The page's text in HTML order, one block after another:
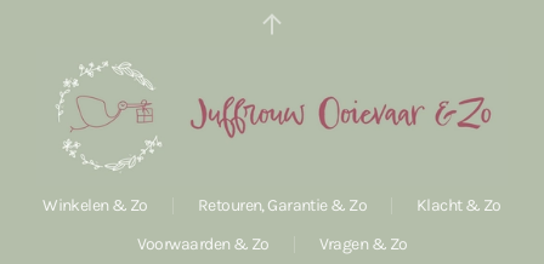
Winkelen & Zo Retouren, Garantie & Zo
Klacht & Zo
Voorwaarden & Zo
Vragen & Zo